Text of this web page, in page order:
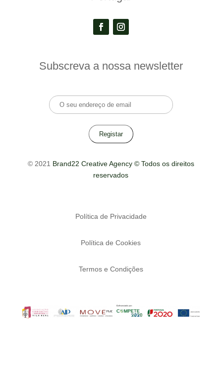
Subscreva a nossa newsletter
© 2021 Brand22 Creative Agency © Todos os direitos
reservados
Política de Privacidade
Política de Cookies
Termos e Condições